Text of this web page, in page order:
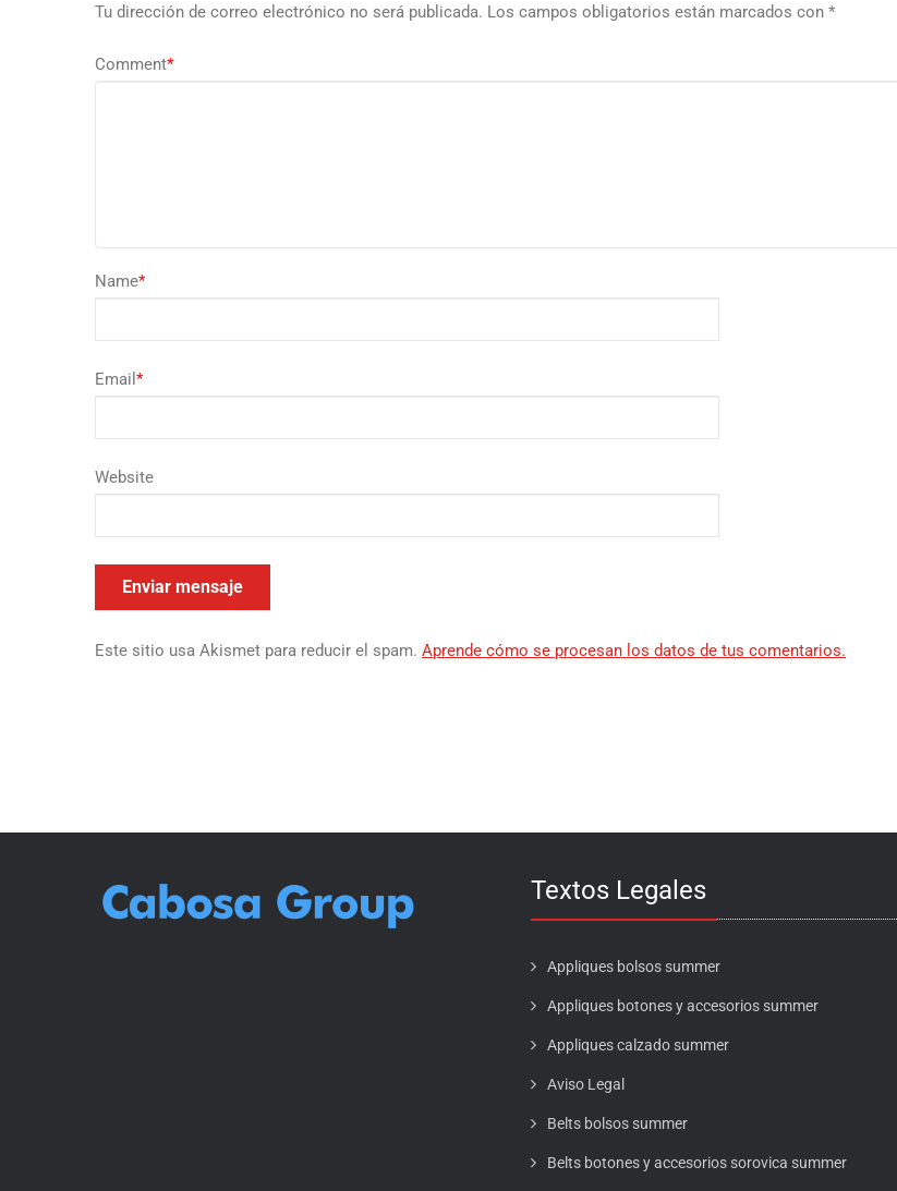
Tu dirección de correo electrónico no será publicada. Los campos obligatorios están marcados con *
Comment*
Name*
Email *
Website
Este sitio usa Akismet para reducir el spam. Aprende cómo se procesan los datos de tus comentarios.
Textos Legales
Appliques bolsos summer
Appliques botones y accesorios summer
Appliques calzado summer
Aviso Legal
Belts bolsos summer
Belts botones y accesorios sorovica summer